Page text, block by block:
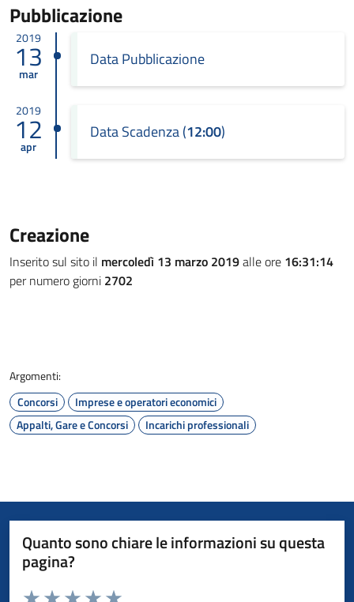
Pubblicazione
2019
13
mar
Data Pubblicazione
2019
12
apr
Data Scadenza (12:00)
Creazione
Inserito sul sito il mercoledì 13 marzo 2019alle ore 16:31:14
per numero giorni 2702
Argomenti:
Concorsi
Imprese e operatori economici
Appalti, Gare e Concorsi
Incarichi professionali
Quanto sono chiare le informazioni su questa
pagina?
Valuta da 1 a 5 stelle la pagina